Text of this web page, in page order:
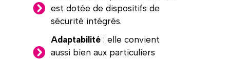
est dotée de dispositifs de
sécurité intégrés.
Adaptabilité: elle convient
aussi bien aux particuliers